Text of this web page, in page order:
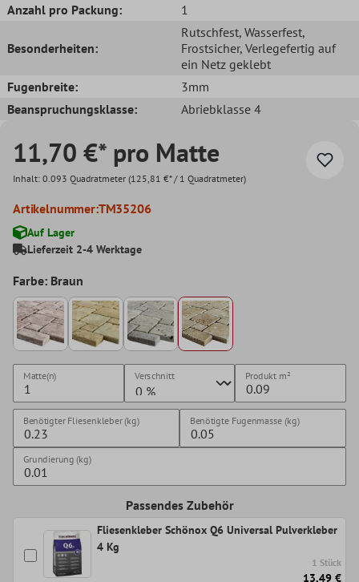
Anzahl pro Packung:
1
Besonderheiten:
Rutschfest, Wasserfest,
Frostsicher, Verlegefertig auf
ein Netz geklebt
Fugenbreite:
3mm
Beanspruchungsklasse:
Abriebklasse 4
11,70 €* pro Matte
Inhalt: 0.093 Quadratmeter (125,81 €* / 1 Quadratmeter)
Artikelnummer:TM35206
Auf Lager
Lieferzeit 2-4 Werktage
Farbe: Braun
Matte(n) Verschnitt Produkt m²
Benötigter Fliesenkleber (kg) Benötigte Fugenmasse (kg)
Grundierung (kg)
Passendes Zubehör
Fliesenkleber Schönox Q6 Universal Pulverkleber
4 Kg
1 Stück
13,49 €